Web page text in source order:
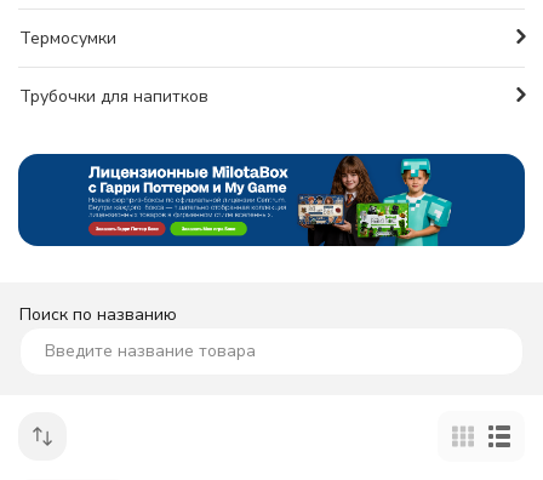
Термосумки
Трубочки для напитков
Поиск по названию